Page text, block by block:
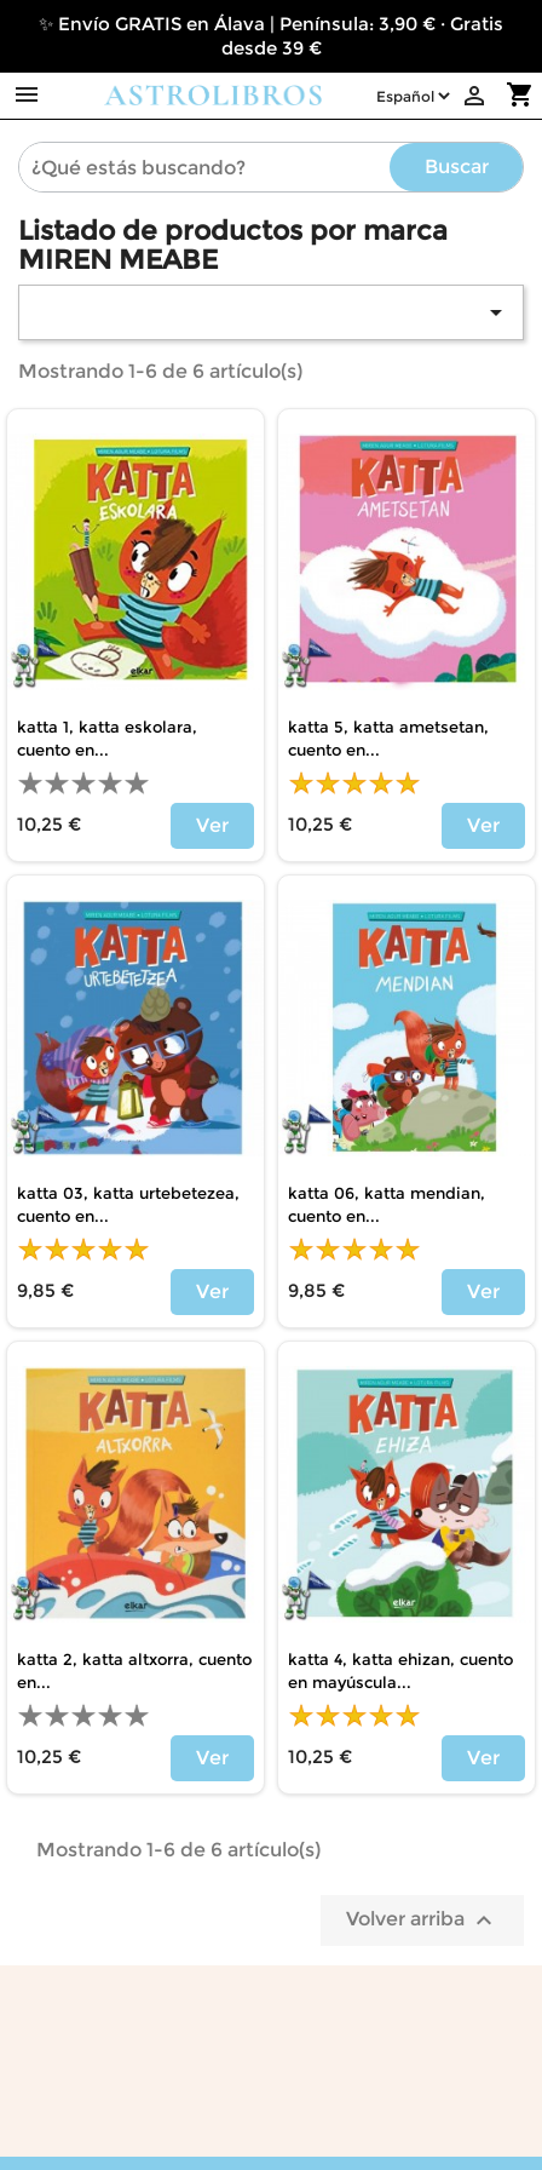
✨ Envío GRATIS en Álava | Península: 3,90 € · Gratis
desde 39 €
 shopping_cart

Buscar
Listado de productos por marca
MIREN MEABE

Mostrando 1-6 de 6 artículo(s)
katta 1, katta eskolara,
cuento en...
10,25 €
Ver
katta 5, katta ametsetan,
cuento en...
10,25 €
Ver
katta 03, katta urtebetezea,
cuento en...
9,85 €
Ver
katta 06, katta mendian,
cuento en...
9,85 €
Ver
katta 2, katta altxorra, cuento
en...
10,25 €
Ver
katta 4, katta ehizan, cuento
en mayúscula...
10,25 €
Ver
Mostrando 1-6 de 6 artículo(s)
Volver arriba 